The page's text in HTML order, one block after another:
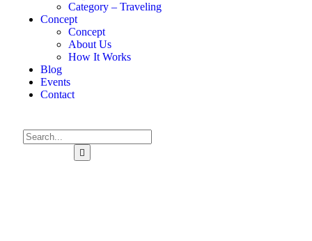
Category – Traveling
Concept
Concept
About Us
How It Works
Blog
Events
Contact